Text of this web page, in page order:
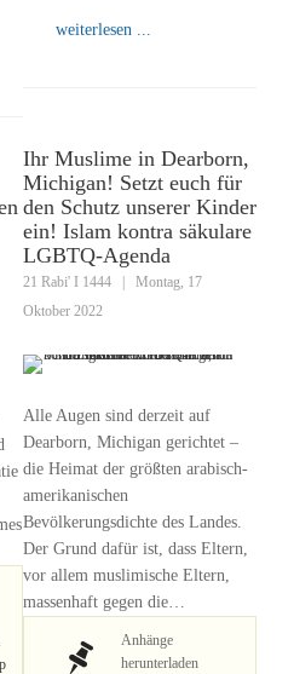
weiterlesen ...
Ihr Muslime in Dearborn,
Michigan! Setzt euch für
den Schutz unserer Kinder
ein! Islam kontra säkulare
LGBTQ-Agenda
21 Rabi' I 1444
Montag, 17
Oktober 2022
Alle Augen sind derzeit auf
Dearborn, Michigan gerichtet –
die Heimat der größten arabisch-
amerikanischen
Bevölkerungsdichte des Landes.
Der Grund dafür ist, dass Eltern,
vor allem muslimische Eltern,
massenhaft gegen die…
Anhänge
herunterladen